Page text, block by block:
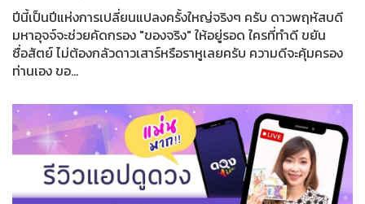
ปีนี้เป็นปีแห่งการเปลี่ยนแปลงครั้งใหญ่จริงๆ ครับ ดาวพฤหัสบดี
มหาอุจจ์จะช่วยคัดกรอง "ของจริง" ให้อยู่รอด ใครที่ทำดี ขยัน
ซื่อสัตย์ ไม่ต้องกลัวดาวเสาร์หรือราหูเลยครับ ความดีจะคุ้มครอง
ท่านเอง ขอ...